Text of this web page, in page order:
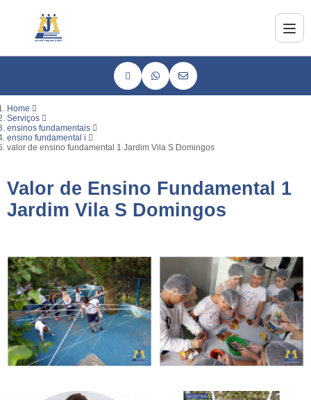
Home
Serviços
ensinos fundamentais
ensino fundamental i
valor de ensino fundamental 1 Jardim Vila S Domingos
Valor de Ensino Fundamental 1
Jardim Vila S Domingos